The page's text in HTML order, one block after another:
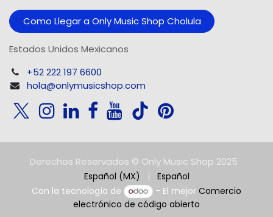
Como Llegar a Only Music Shop Cholula
Estados Unidos Mexicanos
+52 222 197 6600
hola@onlymusicshop.com
Derechos Reservados © Only Music Shop 2025
Español (MX) |
Español
Con la tecnología de
- El mejorComercio
electrónico de código abierto